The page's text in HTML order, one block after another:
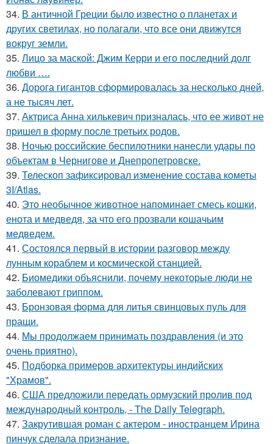
34. В античной Греции было известно о планетах и
других светилах, но полагали, что все они движутся
вокруг земли.
35. Лицо за маской: Джим Керри и его последний долг
любви ….
36. Дорога гигантов сформировалась за несколько дней,
а не тысяч лет.
37. Актриса Анна хилькевич призналась, что ее живот не
пришел в форму после третьих родов.
38. Ночью российские беспилотники нанесли удары по
объектам в Чернигове и Днепропетровске.
39. Телескоп зафиксировал изменение состава кометы
3I/Atlas.
40. Это необычное животное напоминает смесь кошки,
енота и медведя, за что его прозвали кошачьим
медведем.
41. Состоялся первый в истории разговор между
лунным кораблем и космической станцией.
42. Биомедики объяснили, почему некоторые люди не
заболевают гриппом.
43. Бронзовая форма для литья свинцовых пуль для
пращи.
44. Мы продолжаем принимать поздравления (и это
очень приятно).
45. Подборка примеров архитектуры индийских
"Храмов".
46. США предложили передать ормузский пролив под
международный контроль, - The Daily Telegraph.
47. Закрутившая роман с актером - иностранцем Ирина
пинчук сделала признание.